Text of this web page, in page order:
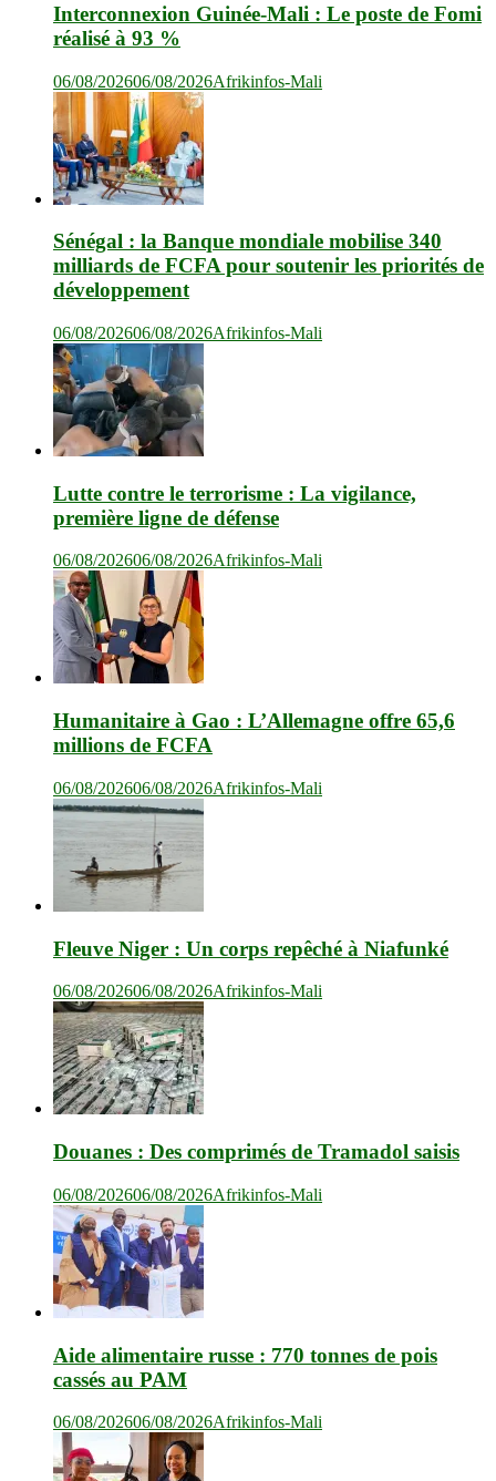
Interconnexion Guinée-Mali : Le poste de Fomi
réalisé à 93 %
06/08/202606/08/2026Afrikinfos-Mali
Sénégal : la Banque mondiale mobilise 340
milliards de FCFA pour soutenir les priorités de
développement
06/08/202606/08/2026Afrikinfos-Mali
Lutte contre le terrorisme : La vigilance,
première ligne de défense
06/08/202606/08/2026Afrikinfos-Mali
Humanitaire à Gao : L’Allemagne offre 65,6
millions de FCFA
06/08/202606/08/2026Afrikinfos-Mali
Fleuve Niger : Un corps repêché à Niafunké
06/08/202606/08/2026Afrikinfos-Mali
Douanes : Des comprimés de Tramadol saisis
06/08/202606/08/2026Afrikinfos-Mali
Aide alimentaire russe : 770 tonnes de pois
cassés au PAM
06/08/202606/08/2026Afrikinfos-Mali